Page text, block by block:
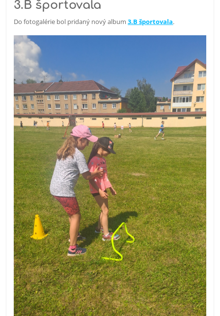
3.B športovala
Do fotogalérie bol pridaný nový album3.B športovala.